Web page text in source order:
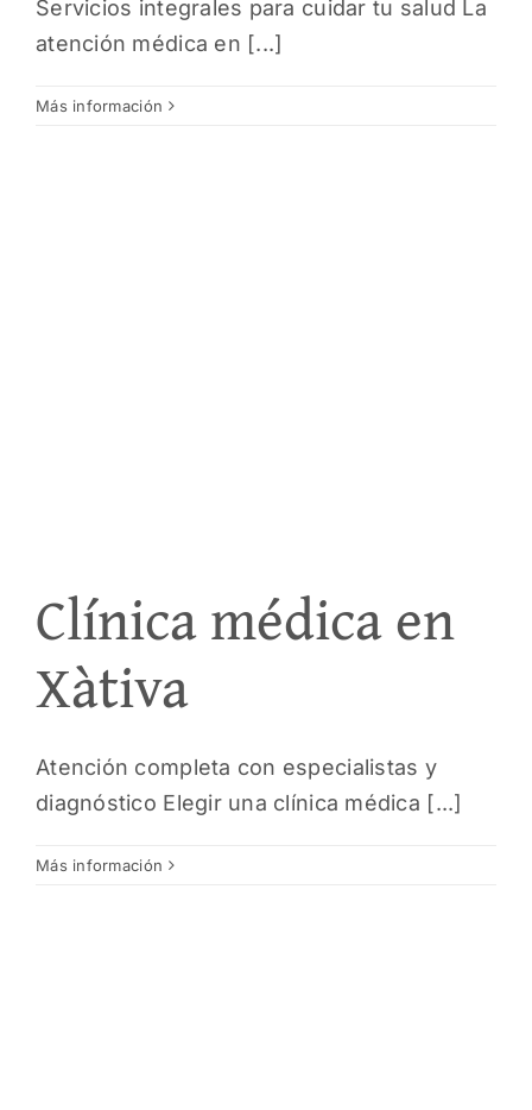
Servicios integrales para cuidar tu salud La
atención médica en [...]
Más información
Clínica médica en
Xàtiva
Atención completa con especialistas y
diagnóstico Elegir una clínica médica [...]
Más información